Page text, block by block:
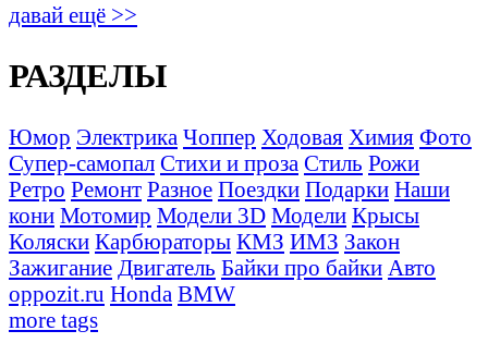
давай ещё >>
РАЗДЕЛЫ
Юмор Электрика Чоппер Ходовая Химия Фото
Супер-самопал Стихи и проза Стиль Рожи
Ретро Ремонт Разное Поездки Подарки Наши
кони Мотомир Модели 3D Модели Крысы
Коляски Карбюраторы КМЗ ИМЗ Закон
Зажигание Двигатель Байки про байки Авто
oppozit.ru Honda BMW
more tags